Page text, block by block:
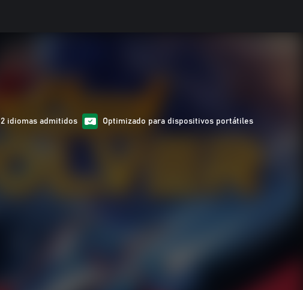
2 idiomas admitidos Optimizado para dispositivos portátiles